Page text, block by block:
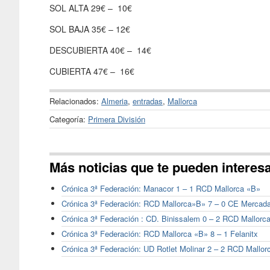
SOL ALTA 29€ – 10€
SOL BAJA 35€ – 12€
DESCUBIERTA 40€ – 14€
CUBIERTA 47€ – 16€
Relacionados: Almeria, entradas, Mallorca
Categoría: Primera División
Más noticias que te pueden
Crónica 3ª Federación: Manacor 1 – 1 RCD Mallorca «B»
Crónica 3ª Federación: RCD Mallorca»B» 7 – 0 CE
Crónica 3ª Federación : CD. Binissalem 0 – 2 RCD
Crónica 3ª Federación: RCD Mallorca «B» 8 – 1 Felanitx
Crónica 3ª Federación: UD Rotlet Molinar 2 – 2 RCD